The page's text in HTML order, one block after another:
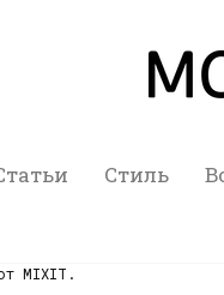
Стиль
MIXIT.